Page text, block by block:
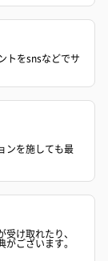
トをsnsなどでサ
ンを施しても最
け取れたり、
ございます。